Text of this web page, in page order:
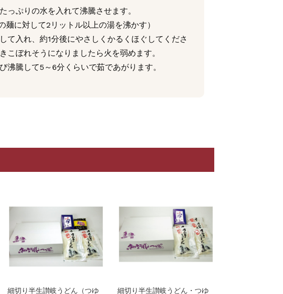
っぷりの水を入れて沸騰させます。
麺に対して2リットル以上の湯を沸かす）
て入れ、約1分後にやさしくかるくほぐしてくださ
こぼれそうになりましたら火を弱めます。
沸騰して5～6分くらいで茹であがります。
細切り半生讃岐うどん（つゆ
細切り半生讃岐うどん・つゆ